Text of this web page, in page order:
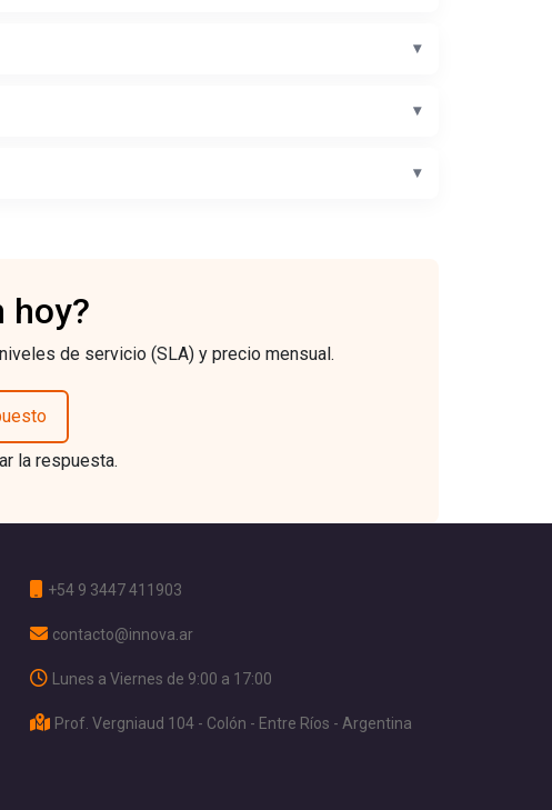
hoy?
de servicio (SLA) y precio mensual.
la respuesta.
+54 9 3447 411903
contacto@innova.ar
Lunes a Viernes de 9:00 a 17:00
Prof. Vergniaud 104 - Colón - Entre Ríos - Argentina